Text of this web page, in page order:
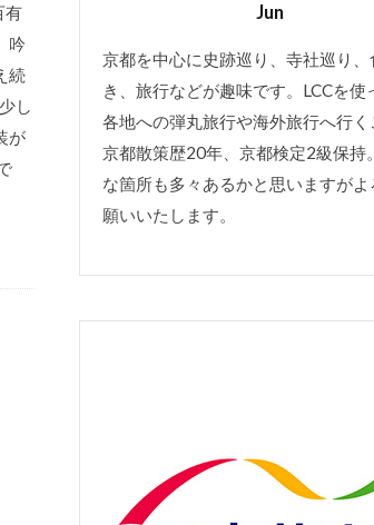
有
吟
続
し
が
Jun
京都を中心に史跡巡り、寺社巡り、
き、旅行などが趣味です。LCCを使
各地への弾丸旅行や海外旅行へ行く
京都散策歴20年、京都検定2級保持
な箇所も多々あるかと思いますがよ
願いいたします。